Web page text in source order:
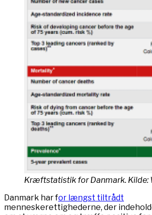
Kræftstatistik for Danmark. Kilde:
Danmark har for længst tiltrådt
menneskerettighederne, der